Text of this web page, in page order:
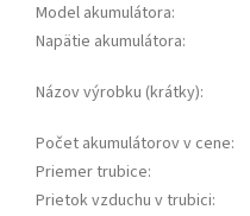
Model akumulátora:
Napätie akumulátora:
Názov výrobku (krátky):
Počet akumulátorov v cene:
Priemer trubice:
Prietok vzduchu v trubici: